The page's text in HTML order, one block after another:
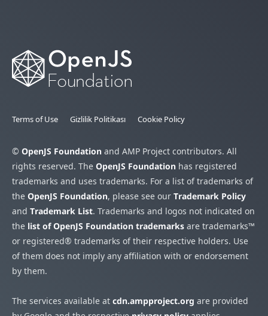
Terms of Use Gizlilik Politikası Cookie Policy
© OpenJS Foundation and AMP Project contributors. All
rights reserved. The OpenJS Foundation has registered
trademarks and uses trademarks. For a list of trademarks of
the OpenJS Foundation, please see our Trademark Policy
and Trademark List. Trademarks and logos not indicated on
the list of OpenJS Foundation trademarks are trademarks™
or registered® trademarks of their respective holders. Use
of them does not imply any affiliation with or endorsement
by them.
The services available at cdn.ampproject.org are provided